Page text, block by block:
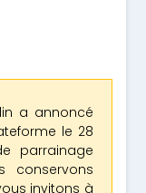
a annoncé
le 28
parrainage
conservons
invitons à